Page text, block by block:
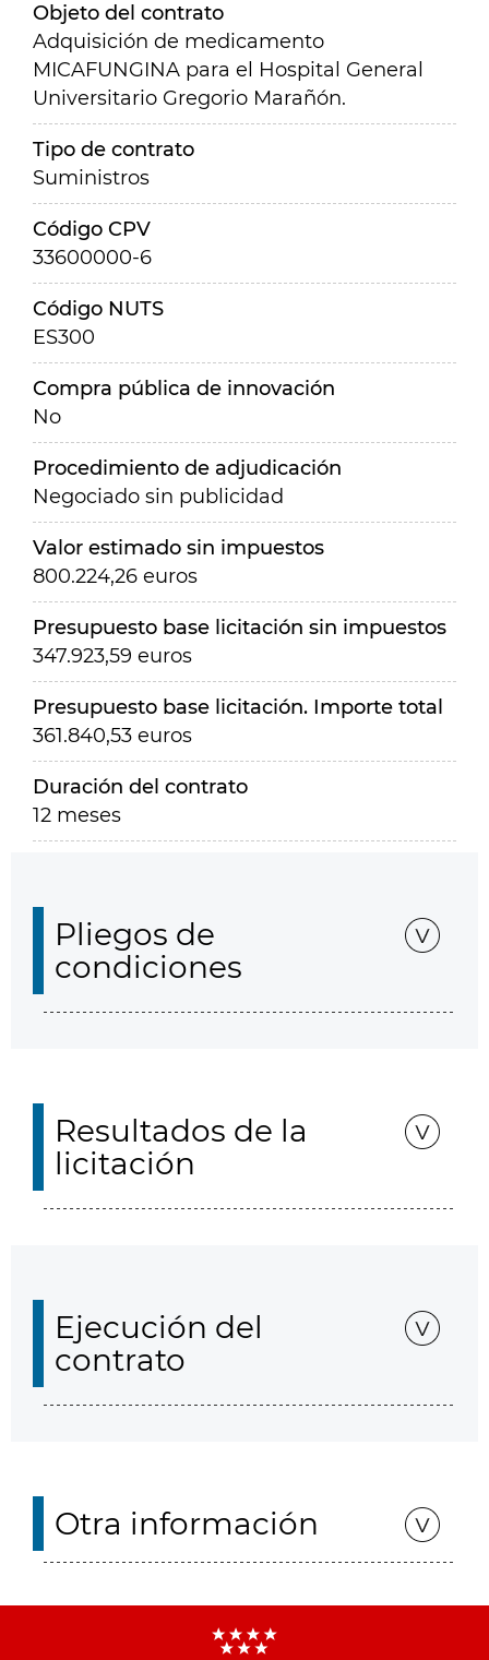
Objeto del contrato
Adquisición de medicamento
MICAFUNGINA para el Hospital General
Universitario Gregorio Marañón.
Tipo de contrato
Suministros
Código CPV
33600000-6
Código NUTS
ES300
Compra pública de innovación
No
Procedimiento de adjudicación
Negociado sin publicidad
Valor estimado sin impuestos
800.224,26 euros
Presupuesto base licitación sin impuestos
347.923,59 euros
Presupuesto base licitación. Importe total
361.840,53 euros
Duración del contrato
12 meses
Pliegos de
condiciones
Resultados de la
licitación
Ejecución del
contrato
Otra información